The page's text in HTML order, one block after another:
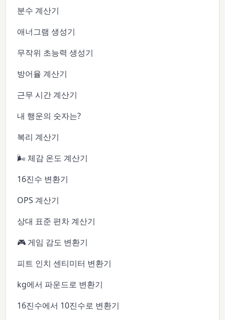
분수 계산기
애너그램 생성기
무작위 초능력 생성기
방어율 계산기
근무 시간 계산기
내 행운의 숫자는?
복리 계산기
🌬️ 체감 온도 계산기
16진수 변환기
OPS 계산기
상대 표준 편차 계산기
🎮 게임 감도 변환기
피트 인치 센티미터 변환기
kg에서 파운드로 변환기
16진수에서 10진수로 변환기